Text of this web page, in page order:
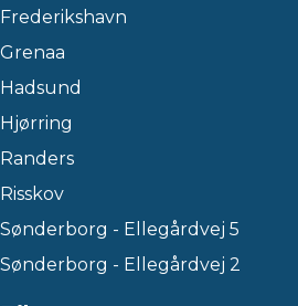
Frederikshavn
Grenaa
Hadsund
Hjørring
Randers
Risskov
Sønderborg - Ellegårdvej 5
Sønderborg - Ellegårdvej 2